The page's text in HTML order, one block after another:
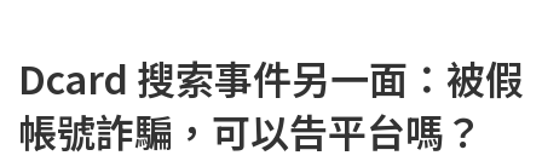
Dcard 搜索事件另一面：被假
帳號詐騙，可以告平台嗎？